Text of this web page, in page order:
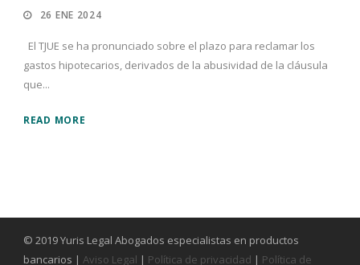
26 ENE 2024
El TJUE se ha pronunciado sobre el plazo para reclamar los
gastos hipotecarios, derivados de la abusividad de la cláusula
que...
READ MORE
© 2019 Yuris Legal Abogados especialistas en productos
bancarios | Aviso Legal | Política de privacidad | Política de